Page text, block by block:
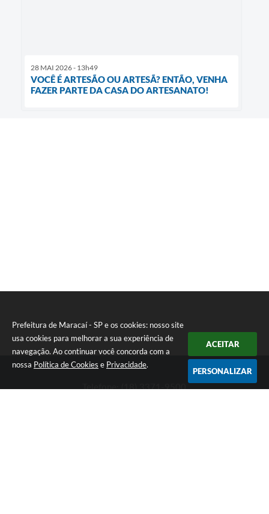
Prefeitura de Maracaí - SP e os cookies: nosso site
usa cookies para melhorar a sua experiência de
navegação. Ao continuar você concorda com a
nossa Política de Cookies e Privacidade.
ACEITAR
PERSONALIZAR
28 MAI 2026 - 13h49
VOCÊ É ARTESÃO OU ARTESÃ? ENTÃO, VENHA
FAZER PARTE DA CASA DO ARTESANATO!
Telefone: (18) 3371-9500